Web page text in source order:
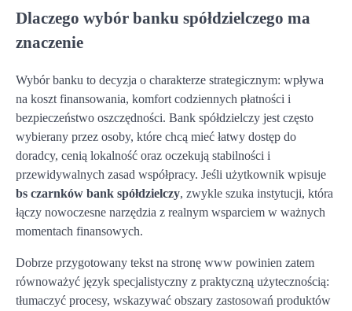
Dlaczego wybór banku spółdzielczego ma
znaczenie
Wybór banku to decyzja o charakterze strategicznym: wpływa
na koszt finansowania, komfort codziennych płatności i
bezpieczeństwo oszczędności. Bank spółdzielczy jest często
wybierany przez osoby, które chcą mieć łatwy dostęp do
doradcy, cenią lokalność oraz oczekują stabilności i
przewidywalnych zasad współpracy. Jeśli użytkownik wpisuje
bs czarnków bank spółdzielczy, zwykle szuka instytucji, która
łączy nowoczesne narzędzia z realnym wsparciem w ważnych
momentach finansowych.
Dobrze przygotowany tekst na stronę www powinien zatem
równoważyć język specjalistyczny z praktyczną użytecznością:
tłumaczyć procesy, wskazywać obszary zastosowań produktów